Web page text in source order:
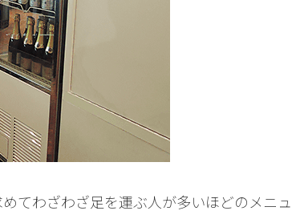
てわざわざ足を運ぶ人が多いほどのメニュ